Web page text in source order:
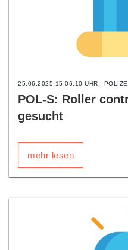
25.06.2025 15:06:10 UHR
POL-S: Roller
gesucht
mehr lesen